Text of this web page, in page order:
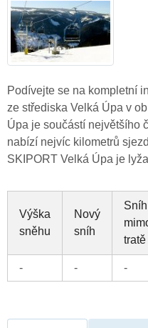
Podívejte se na kompletní
ze střediska Velká Úpa v
Úpa je součástí největšího
nabízí nejvíc kilometrů
SKIPORT Velká Úpa je
Výška
sněhu
Nový
sníh
Sníh
tratě
- - -